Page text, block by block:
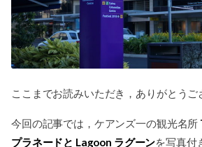
ここまでお読みいただき，ありがとうご
今回の記事では，ケアンズ一の観光名所
プラネードと Lagoon ラグーンを写真付